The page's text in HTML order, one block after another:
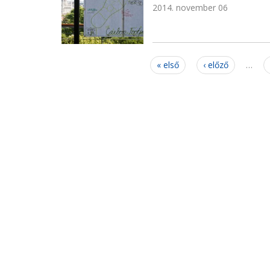
2014. november 06
« első ‹ előző …